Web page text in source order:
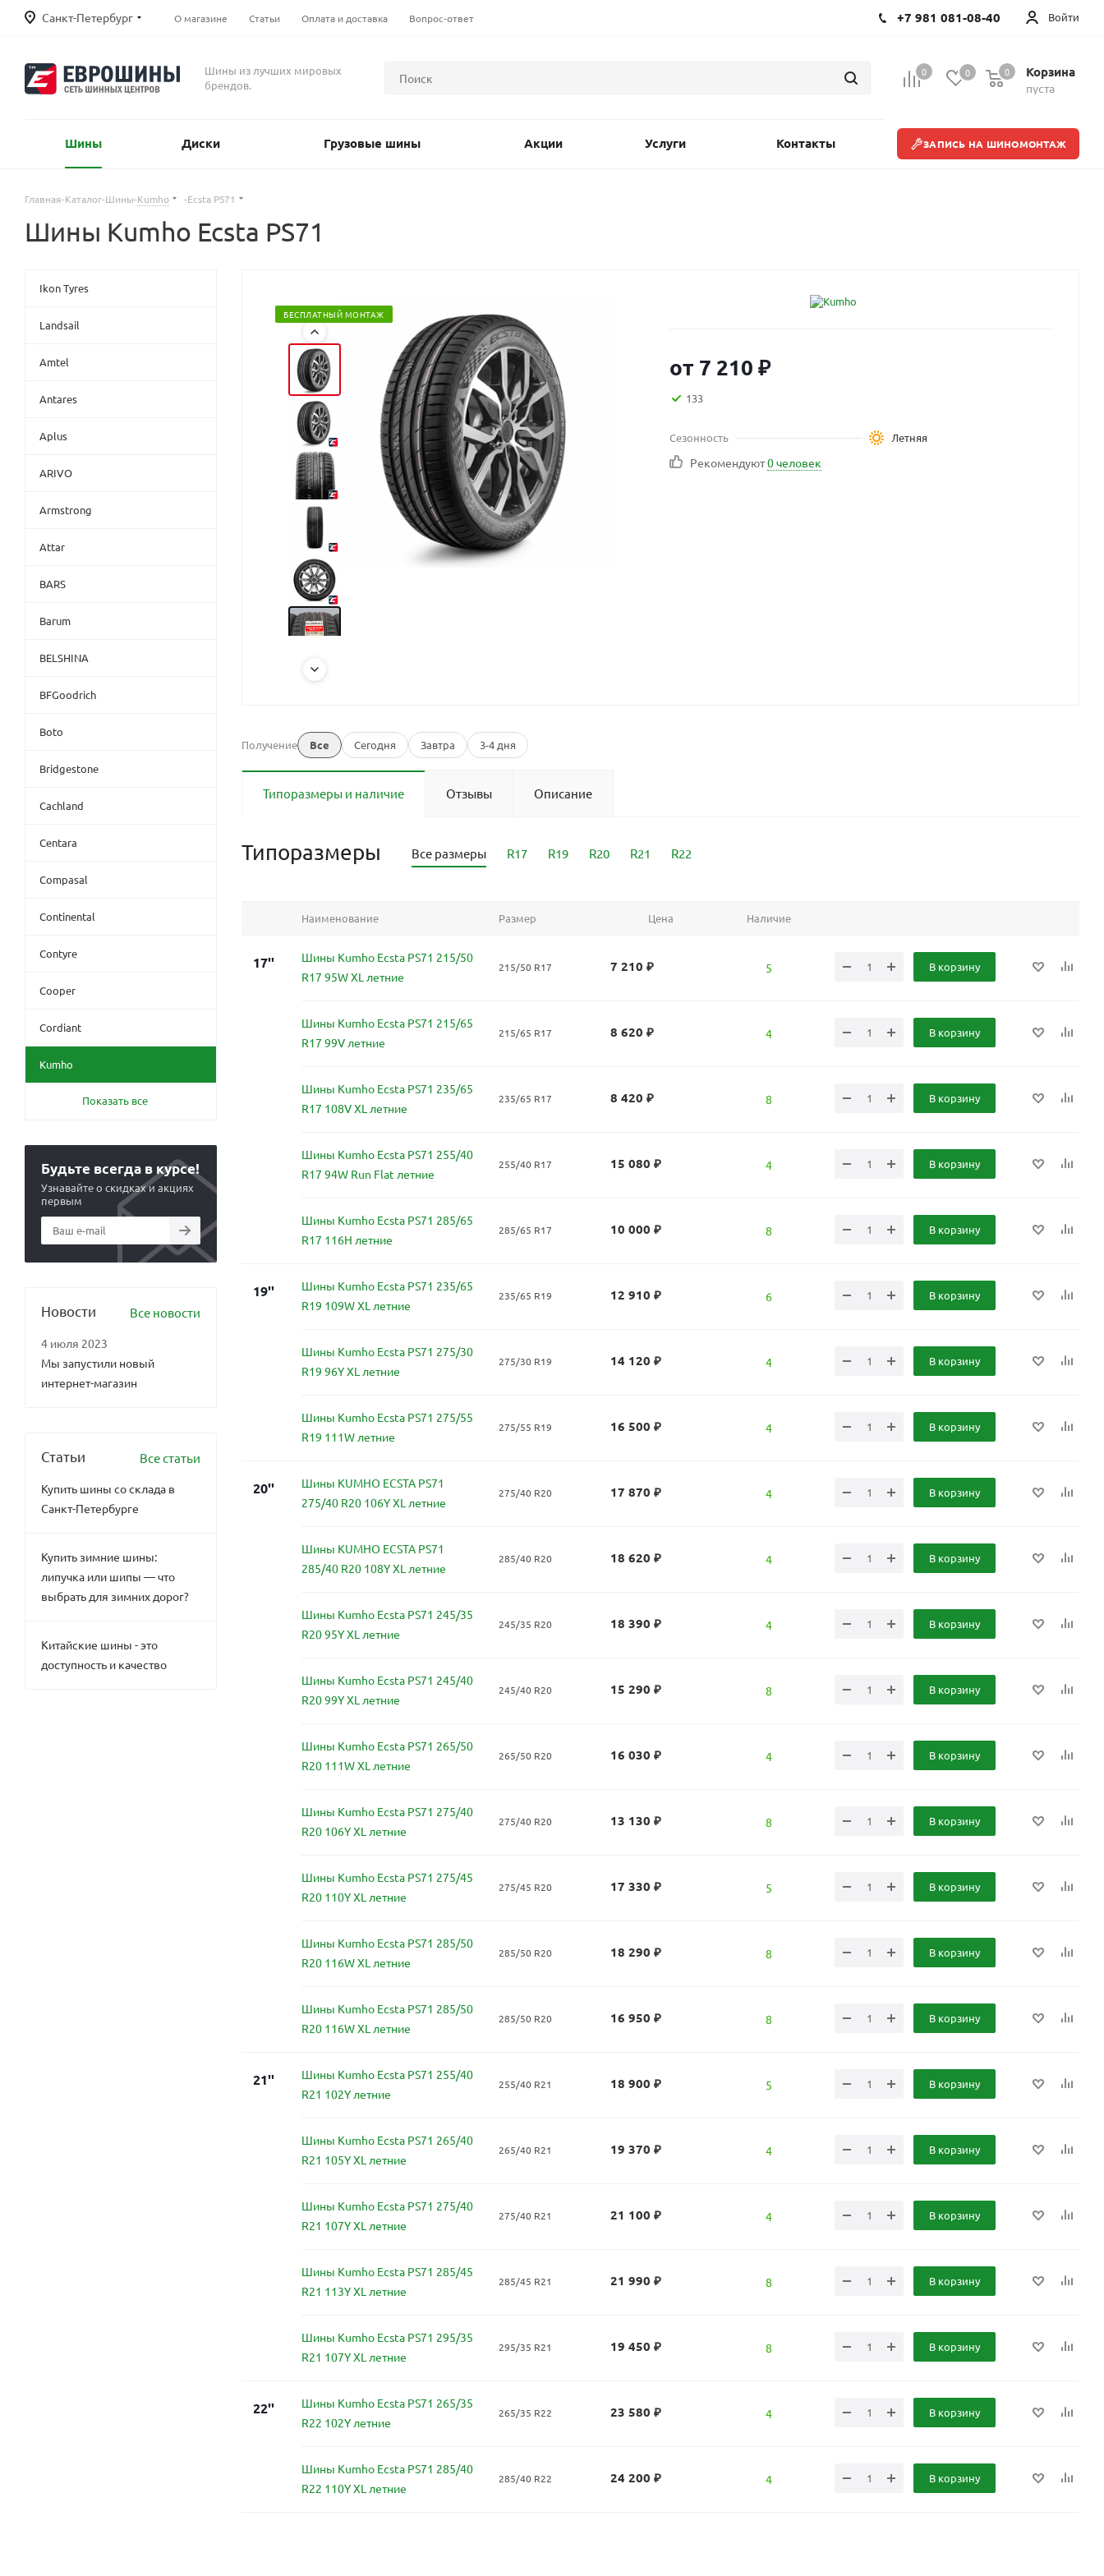
Санкт-Петербург О магазине Статьи Оплата и доставка Вопрос-ответ Войти
+7 981 081-08-40
Шины из лучших мировых
брендов.
0 0 Корзина
пуста
0
Шины Диски Грузовые шины Акции Услуги Контакты ЗАПИСЬ НА ШИНОМОНТАЖ
Главная-Каталог-Шины-Kumho -Ecsta PS71
Шины Kumho Ecsta PS71
БЕСПЛАТНЫЙ МОНТАЖ
от 7 210 ₽
133
Сезонность Летняя
Рекомендуют0 человек
Получение Все Сегодня Завтра 3-4 дня
Типоразмеры и наличие Отзывы Описание
Типоразмеры Все размеры R17 R19 R20 R21 R22
Наименование Размер Цена Наличие
17''
Шины Kumho Ecsta PS71 215/50
R17 95W XL летние
215/50 R17 7 210 ₽ 5 В корзину
Шины Kumho Ecsta PS71 215/65
R17 99V летние
215/65 R17 8 620 ₽ 4 В корзину
Шины Kumho Ecsta PS71 235/65
R17 108V XL летние
235/65 R17 8 420 ₽ 8 В корзину
Шины Kumho Ecsta PS71 255/40
R17 94W Run Flat летние
255/40 R17 15 080 ₽ 4 В корзину
Шины Kumho Ecsta PS71 285/65
R17 116H летние
285/65 R17 10 000 ₽ 8 В корзину
19''
Шины Kumho Ecsta PS71 235/65
R19 109W XL летние
235/65 R19 12 910 ₽ 6 В корзину
Шины Kumho Ecsta PS71 275/30
R19 96Y XL летние
275/30 R19 14 120 ₽ 4 В корзину
Шины Kumho Ecsta PS71 275/55
R19 111W летние
275/55 R19 16 500 ₽ 4 В корзину
20''
Шины KUMHO ECSTA PS71
275/40 R20 106Y XL летние
275/40 R20 17 870 ₽ 4 В корзину
Шины KUMHO ECSTA PS71
285/40 R20 108Y XL летние
285/40 R20 18 620 ₽ 4 В корзину
Шины Kumho Ecsta PS71 245/35
R20 95Y XL летние
245/35 R20 18 390 ₽ 4 В корзину
Шины Kumho Ecsta PS71 245/40
R20 99Y XL летние
245/40 R20 15 290 ₽ 8 В корзину
Шины Kumho Ecsta PS71 265/50
R20 111W XL летние
265/50 R20 16 030 ₽ 4 В корзину
Шины Kumho Ecsta PS71 275/40
R20 106Y XL летние
275/40 R20 13 130 ₽ 8 В корзину
Шины Kumho Ecsta PS71 275/45
R20 110Y XL летние
275/45 R20 17 330 ₽ 5 В корзину
Шины Kumho Ecsta PS71 285/50
R20 116W XL летние
285/50 R20 18 290 ₽ 8 В корзину
Шины Kumho Ecsta PS71 285/50
R20 116W XL летние
285/50 R20 16 950 ₽ 8 В корзину
21''
Шины Kumho Ecsta PS71 255/40
R21 102Y летние
255/40 R21 18 900 ₽ 5 В корзину
Шины Kumho Ecsta PS71 265/40
R21 105Y XL летние
265/40 R21 19 370 ₽ 4 В корзину
Шины Kumho Ecsta PS71 275/40
R21 107Y XL летние
275/40 R21 21 100 ₽ 4 В корзину
Шины Kumho Ecsta PS71 285/45
R21 113Y XL летние
285/45 R21 21 990 ₽ 8 В корзину
Шины Kumho Ecsta PS71 295/35
R21 107Y XL летние
295/35 R21 19 450 ₽ 8 В корзину
22''
Шины Kumho Ecsta PS71 265/35
R22 102Y летние
265/35 R22 23 580 ₽ 4 В корзину
Шины Kumho Ecsta PS71 285/40
R22 110Y XL летние
285/40 R22 24 200 ₽ 4 В корзину
Ikon Tyres
Landsail
Amtel
Antares
Aplus
ARIVO
Armstrong
Attar
BARS
Barum
BELSHINA
BFGoodrich
Boto
Bridgestone
Cachland
Centara
Compasal
Continental
Contyre
Cooper
Cordiant
Kumho
Показать все
Будьте всегда в курсе!
Узнавайте о скидках и акциях
первым
Новости Все новости
4 июля 2023
Мы запустили новый
интернет-магазин
Статьи Все статьи
Купить шины со склада в
Санкт-Петербурге
Купить зимние шины:
липучка или шипы — что
выбрать для зимних дорог?
Китайские шины - это
доступность и качество